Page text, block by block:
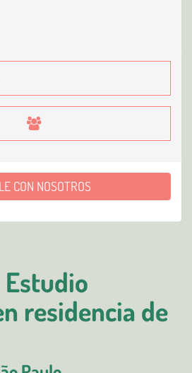
residencia de
CON NOSOTROS